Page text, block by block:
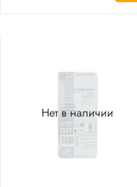
Нет в наличии